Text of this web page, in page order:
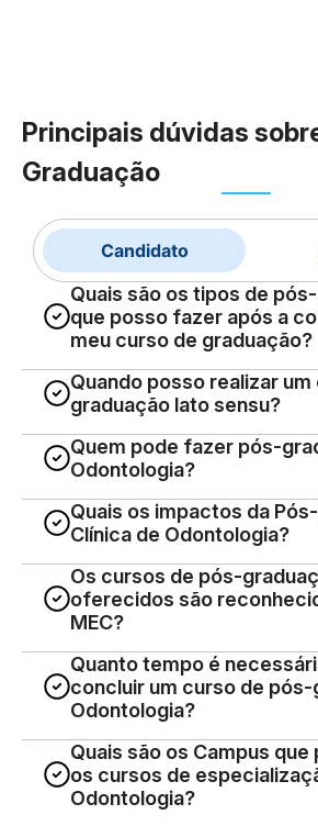
Principais dúvidas
Graduação
Candidato
Quais são os tipos de
que posso fazer após a
meu curso de graduação?
Quando posso realizar
graduação lato sensu?
Quem pode fazer pós-
Odontologia?
Quais os impactos da
Clínica de Odontologia?
Os cursos de pós-
oferecidos são
MEC?
Quanto tempo é
concluir um curso de
Odontologia?
Quais são os Campus
os cursos de
Odontologia?